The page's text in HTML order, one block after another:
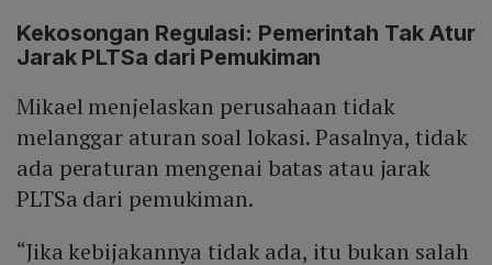
Kekosongan Regulasi: Pemerintah Tak Atur
Jarak PLTSa dari Pemukiman
Mikael menjelaskan perusahaan tidak
melanggar aturan soal lokasi. Pasalnya, tidak
ada peraturan mengenai batas atau jarak
PLTSa dari pemukiman.
“Jika kebijakannya tidak ada, itu bukan salah